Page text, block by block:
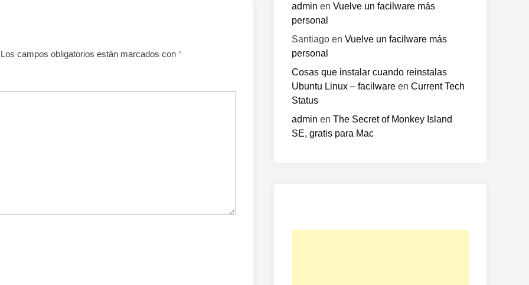
Los campos obligatorios están marcados con *
admin en Vuelve un facilware más
personal
Santiago en Vuelve un facilware más
personal
Cosas que instalar cuando reinstalas
Ubuntu Linux – facilware en Current Tech
Status
admin en The Secret of Monkey Island
SE, gratis para Mac